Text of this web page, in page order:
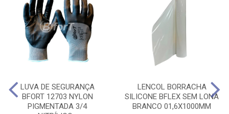
LUVA DE SEGURANÇA
BFORT 12703 NYLON
PIGMENTADA 3/4
LENCOL BORRACHA
SILICONE BFLEX SEM LONA
BRANCO 01,6X1000MM